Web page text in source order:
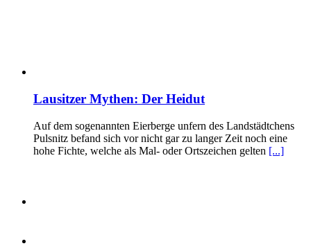
Lausitzer Mythen: Der Heidut
Auf dem sogenannten Eierberge unfern des Landstädtchens
Pulsnitz befand sich vor nicht gar zu langer Zeit noch eine
hohe Fichte, welche als Mal- oder Ortszeichen gelten [...]